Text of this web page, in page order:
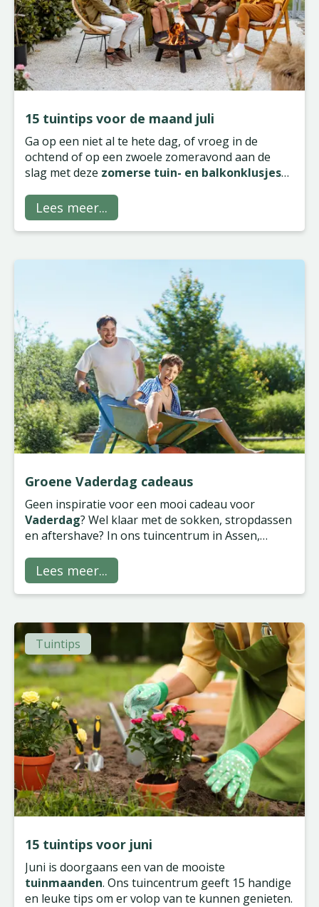
15 tuintips voor de maand juli
Ga op een niet al te hete dag, of vroeg in de
ochtend of op een zwoele zomeravond aan de
slag met deze zomerse tuin- en balkonklusjes
Lees meer...
Groene Vaderdag cadeaus
Geen inspiratie voor een mooi cadeau voor
Vaderdag? Wel klaar met de sokken, stropdassen
en aftershave? In ons tuincentrum in Assen,
iets van zijn gading, of hij nu groene vingers heeft
of niet!
Lees meer...
15 tuintips voor juni
Tuintips
Juni is doorgaans een van de mooiste
tuinmaanden. Ons tuincentrum geeft 15 handige
en leuke tips om er volop van te kunnen genieten.